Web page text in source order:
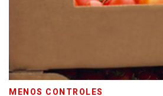
MENOS CONTROLES